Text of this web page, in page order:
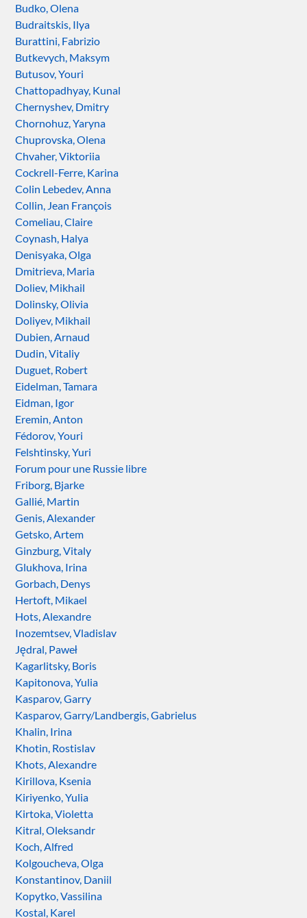
Budko, Olena
Budraitskis, Ilya
Burattini, Fabrizio
Butkevych, Maksym
Butusov, Youri
Chattopadhyay, Kunal
Chernyshev, Dmitry
Chornohuz, Yaryna
Chuprovska, Olena
Chvaher, Viktoriia
Cockrell-Ferre, Karina
Colin Lebedev, Anna
Collin, Jean François
Comeliau, Claire
Coynash, Halya
Denisyaka, Olga
Dmitrieva, Maria
Doliev, Mikhail
Dolinsky, Olivia
Doliyev, Mikhail
Dubien, Arnaud
Dudin, Vitaliy
Duguet, Robert
Eidelman, Tamara
Eidman, Igor
Eremin, Anton
Fédorov, Youri
Felshtinsky, Yuri
Forum pour une Russie libre
Friborg, Bjarke
Gallié, Martin
Genis, Alexander
Getsko, Artem
Ginzburg, Vitaly
Glukhova, Irina
Gorbach, Denys
Hertoft, Mikael
Hots, Alexandre
Inozemtsev, Vladislav
Jędral, Paweł
Kagarlitsky, Boris
Kapitonova, Yulia
Kasparov, Garry
Kasparov, Garry/Landbergis, Gabrielus
Khalin, Irina
Khotin, Rostislav
Khots, Alexandre
Kirillova, Ksenia
Kiriyenko, Yulia
Kirtoka, Violetta
Kitral, Oleksandr
Koch, Alfred
Kolgoucheva, Olga
Konstantinov, Daniil
Kopytko, Vassilina
Kostal, Karel